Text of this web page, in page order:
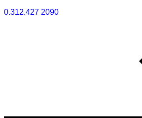
0.312.427 2090